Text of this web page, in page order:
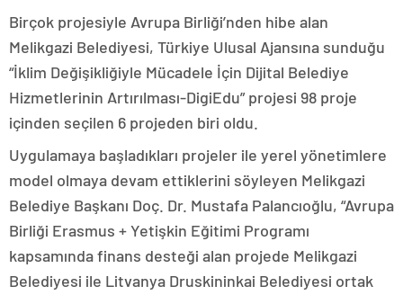
Birçok projesiyle Avrupa Birliği’nden hibe alan
Melikgazi Belediyesi, Türkiye Ulusal Ajansına sunduğu
“İklim Değişikliğiyle Mücadele İçin Dijital Belediye
Hizmetlerinin Artırılması-DigiEdu” projesi 98 proje
içinden seçilen 6 projeden biri oldu.
Uygulamaya başladıkları projeler ile yerel yönetimlere
model olmaya devam ettiklerini söyleyen Melikgazi
Belediye Başkanı Doç. Dr. Mustafa Palancıoğlu, “Avrupa
Birliği Erasmus + Yetişkin Eğitimi Programı
kapsamında finans desteği alan projede Melikgazi
Belediyesi ile Litvanya Druskininkai Belediyesi ortak